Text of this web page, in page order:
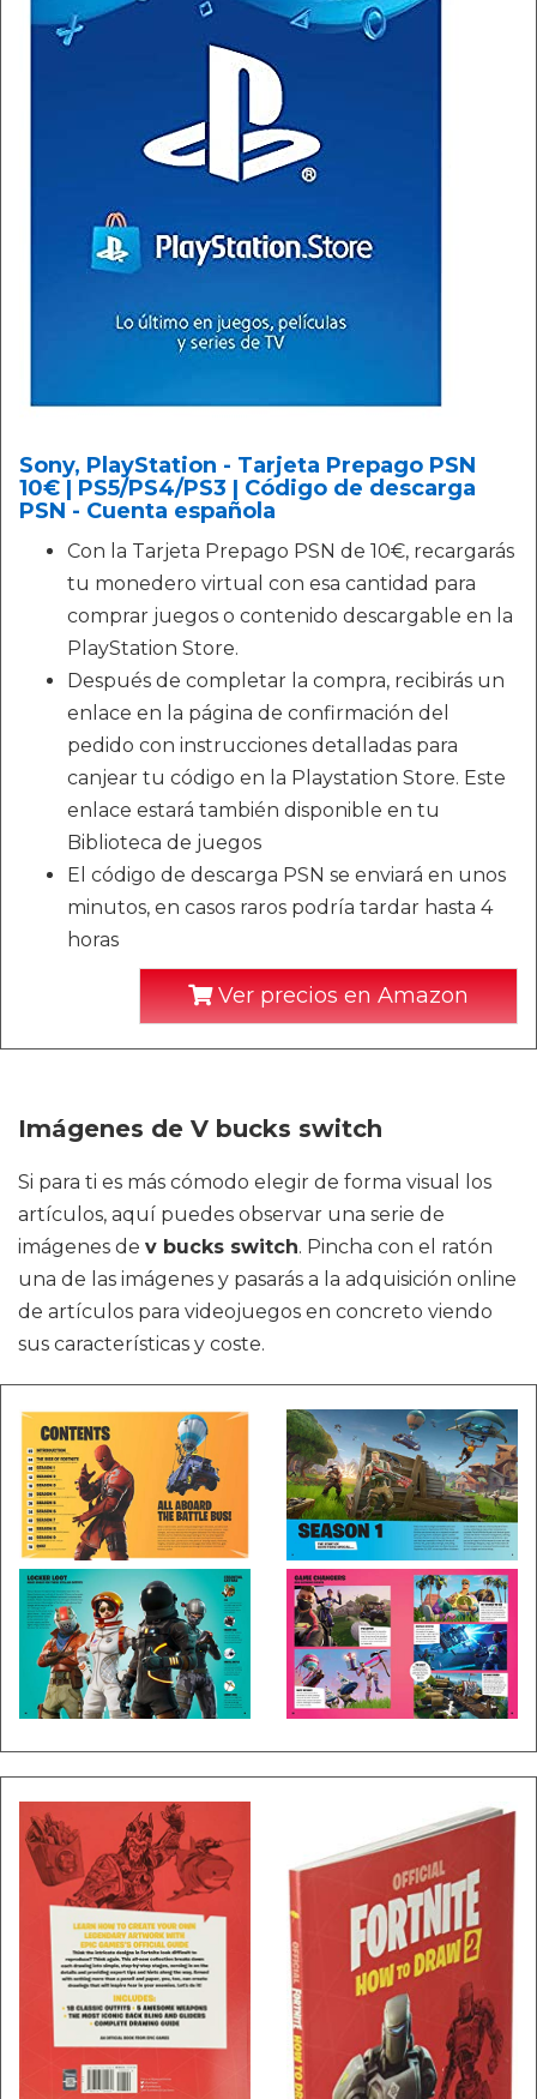
Sony, PlayStation - Tarjeta Prepago PSN
10€ | PS5/PS4/PS3 | Código de descarga
PSN - Cuenta española
Con la Tarjeta Prepago PSN de 10€, recargarás
tu monedero virtual con esa cantidad para
comprar juegos o contenido descargable en la
PlayStation Store.
Después de completar la compra, recibirás un
enlace en la página de confirmación del
pedido con instrucciones detalladas para
canjear tu código en la Playstation Store. Este
enlace estará también disponible en tu
Biblioteca de juegos
El código de descarga PSN se enviará en unos
minutos, en casos raros podría tardar hasta 4
horas
Ver precios en Amazon
Imágenes de V bucks switch
Si para ti es más cómodo elegir de forma visual los
artículos, aquí puedes observar una serie de
imágenes de v bucks switch. Pincha con el ratón
una de las imágenes y pasarás a la adquisición online
de artículos para videojuegos en concreto viendo
sus características y coste.